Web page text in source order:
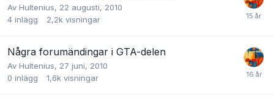
Av Hultenius, 22 augusti, 2010
4 inlägg 2,2k visningar
Några forumändingar i GTA-delen
Av Hultenius, 27 juni, 2010
0 inlägg 1,6k visningar